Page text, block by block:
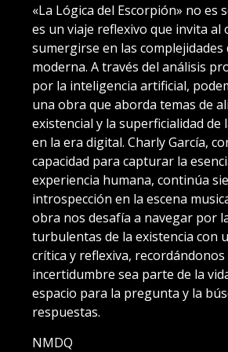
«La Lógica del Escorpión» no es
es un viaje reflexivo que invita al
sumergirse en las complejidades
moderna. A través del análisis
por la inteligencia artificial,
una obra que aborda temas de
existencial y la superficialidad de
en la era digital. Charly García,
capacidad para capturar la
experiencia humana, continúa
introspección en la escena
obra nos desafía a navegar por
turbulentas de la existencia con
crítica y reflexiva,
incertidumbre sea parte de la
espacio para la pregunta y la
respuestas.
NMDQ